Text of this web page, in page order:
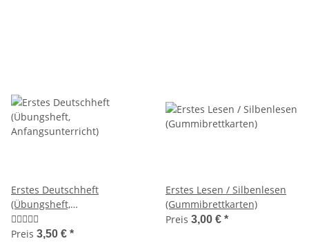
Erstes Deutschheft
(Übungsheft,
Anfangsunterricht)
Preis 3,50 € *
Erstes Lesen / Silbenlesen
(Gummibrettkarten)
Preis 3,00 € *